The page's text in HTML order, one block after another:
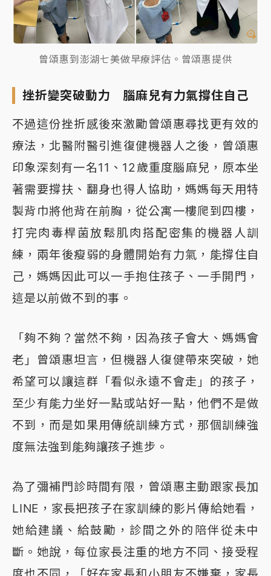
曾頌惠到澎湖七美做早療評估。曾頌惠提供
挫折變突破動力 腦麻兒有力氣撐住自己
不過這份挫折感後來激勵曾頌惠尋找更有效的
療法，北醫附醫引進復健機器人之後，曾頌惠
印象深刻有一名11、12歲重度腦麻兒，原本坐
著需要撐扶、翻身也得人協助，媽媽每天用特
製背巾將他背在前胸，從公寓一樓爬到四樓，
打完肉毒桿菌放鬆肌肉搭配密集的機器人訓
練，兩年後瘦弱的身體開始有力氣，能撐住自
己，媽媽因此可以一手抱住孩子、一手開門，
這是以前做不到的事。
「夠不夠？當然不夠，因為孩子會大、媽媽會
老」曾頌惠坦言，但機器人復健帶來突破，她
希望可以讓這群「看似永遠不會走」的孩子，
至少有能力坐好一點或站好一點，他們不是做
不到，而是如果用傳統訓練方式，那個訓練強
度無法強到能夠讓孩子進步。
為了彌補門診時間有限，曾頌惠主動跟家長加
LINE，家長把孩子在家訓練的影片傳給她看，
她給建議、給鼓勵，診間之外的陪伴從未中
斷。她說，每位家長注重的地方不同、接受程